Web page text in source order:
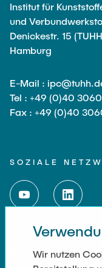
Institut für
und
Denickestr. 15
Hamburg
E-Mail :
Tel : +49 (0)40
Fax : +49 (0)40
SOZIALE
Wir nutzen